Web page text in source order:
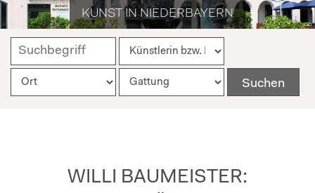
KUNST IN NIEDERBAYERN
WILLI BAUMEISTER: